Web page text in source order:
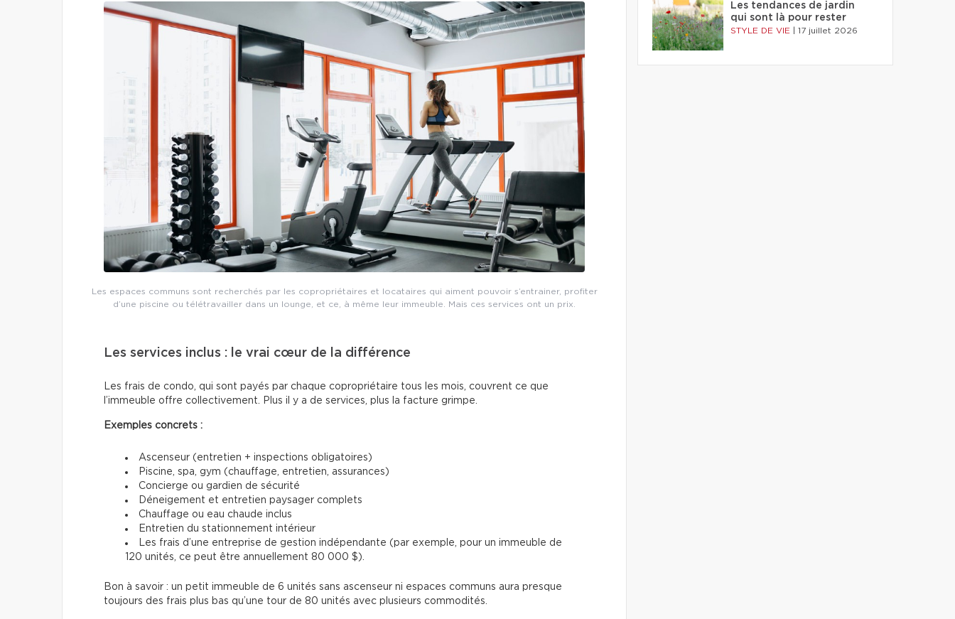
Les espaces communs sont recherchés par les copropriétaires et locataires qui aiment pouvoir s’entrainer, profiter
d’une piscine ou télétravailler dans un lounge, et ce, à même leur immeuble. Mais ces services ont un prix.
Les services inclus : le vrai cœur de la différence
Les frais de condo, qui sont payés par chaque copropriétaire tous les mois, couvrent ce que
l’immeuble offre collectivement. Plus il y a de services, plus la facture grimpe.
Exemples concrets :
Ascenseur (entretien + inspections obligatoires)
Piscine, spa, gym (chauffage, entretien, assurances)
Concierge ou gardien de sécurité
Déneigement et entretien paysager complets
Chauffage ou eau chaude inclus
Entretien du stationnement intérieur
Les frais d’une entreprise de gestion indépendante (par exemple, pour un immeuble de
120 unités, ce peut être annuellement 80 000 $).
Bon à savoir : un petit immeuble de 6 unités sans ascenseur ni espaces communs aura presque
toujours des frais plus bas qu’une tour de 80 unités avec plusieurs commodités.
Les tendances de jardin
qui sont là pour rester
STYLE DE VIE 17 juillet 2026